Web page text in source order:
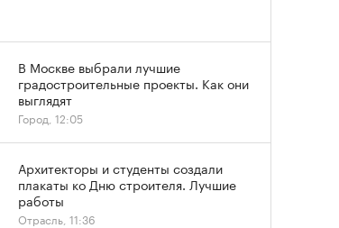
В Москве выбрали лучшие
градостроительные проекты. Как они
выглядят
Город, 12:05
Архитекторы и студенты создали
плакаты ко Дню строителя. Лучшие
работы
Отрасль, 11:36